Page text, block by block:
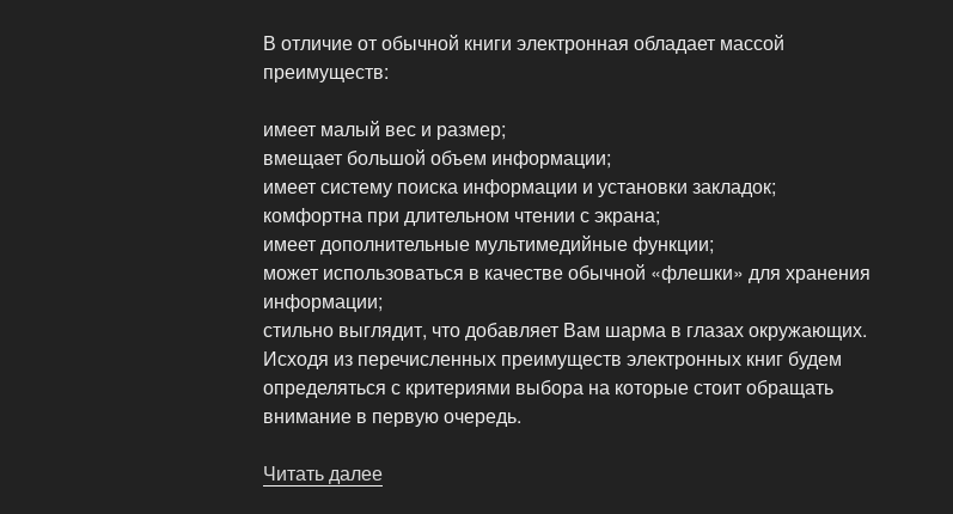
В отличие от обычной книги электронная обладает массой
преимуществ:
имеет малый вес и размер;
вмещает большой объем информации;
имеет систему поиска информации и установки закладок;
комфортна при длительном чтении с экрана;
имеет дополнительные мультимедийные функции;
может использоваться в качестве обычной «флешки» для хранения
информации;
стильно выглядит, что добавляет Вам шарма в глазах окружающих.
Исходя из перечисленных преимуществ электронных книг будем
определяться с критериями выбора на которые стоит обращать
внимание в первую очередь.
Читать далее